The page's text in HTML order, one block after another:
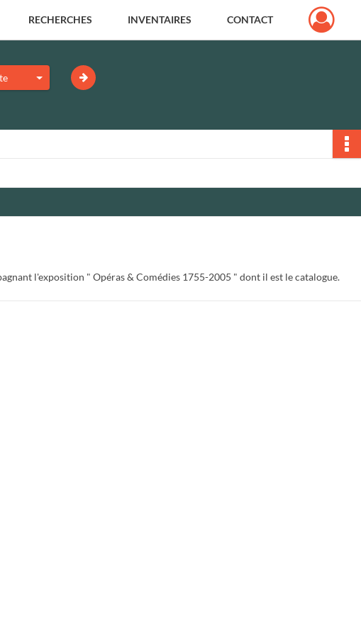
RECHERCHES INVENTAIRES CONTACT
l'exposition " Opéras & Comédies 1755-2005 " dont il est le catalogue.